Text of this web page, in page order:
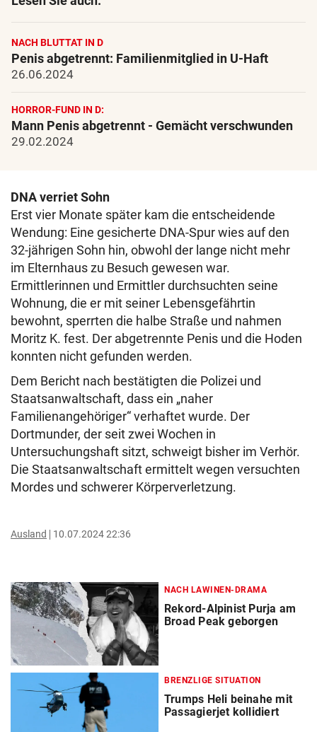
NACH BLUTTAT IN D
Penis abgetrennt: Familienmitglied in U-Haft
26.06.2024
HORROR-FUND IN D:
Mann Penis abgetrennt - Gemächt verschwunden
29.02.2024
DNA verriet Sohn
Erst vier Monate später kam die entscheidende
Wendung: Eine gesicherte DNA-Spur wies auf den
32-jährigen Sohn hin, obwohl der lange nicht mehr
im Elternhaus zu Besuch gewesen war.
Ermittlerinnen und Ermittler durchsuchten seine
Wohnung, die er mit seiner Lebensgefährtin
bewohnt, sperrten die halbe Straße und nahmen
Moritz K. fest. Der abgetrennte Penis und die Hoden
konnten nicht gefunden werden.
Dem Bericht nach bestätigten die Polizei und
Staatsanwaltschaft, dass ein „naher
Familienangehöriger“ verhaftet wurde. Der
Dortmunder, der seit zwei Wochen in
Untersuchungshaft sitzt, schweigt bisher im Verhör.
Die Staatsanwaltschaft ermittelt wegen versuchten
Mordes und schwerer Körperverletzung.
Ausland 10.07.2024 22:36
NACH LAWINEN-DRAMA
Rekord-Alpinist Purja am
Broad Peak geborgen
BRENZLIGE SITUATION
Trumps Heli beinahe mit
Passagierjet kollidiert